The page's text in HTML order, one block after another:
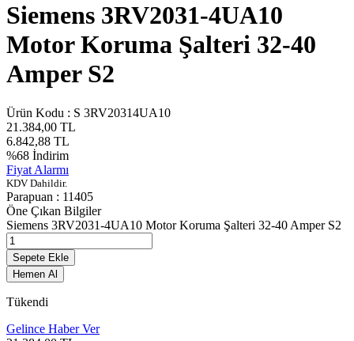
Siemens 3RV2031-4UA10
Motor Koruma Şalteri 32-40
Amper S2
Ürün Kodu : S 3RV20314UA10
21.384,00 TL
6.842,88 TL
%68 İndirim
Fiyat Alarmı
KDV Dahildir.
Parapuan : 11405
Öne Çıkan Bilgiler
Siemens 3RV2031-4UA10 Motor Koruma Şalteri 32-40 Amper S2
Sepete Ekle
Hemen Al
Tükendi
Gelince Haber Ver